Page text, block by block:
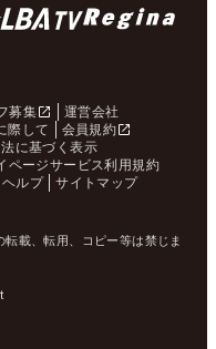
募集
運営会社
際して
会員規約
に基づく表示
ページサービス利用規約
ヘルプ サイトマップ
載、転用、コピー等は禁じま